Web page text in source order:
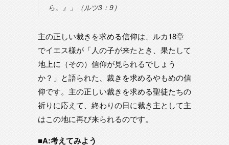
ら。』」（ルツ3：9）
主の正しい裁きを求める信仰は、ルカ18章
でイエス様が「人の子が来たとき、果たして
地上に（その）信仰が見られるでしょう
か？」と語られた、裁きを求めるやもめの信
仰です。主の正しい裁きを求める聖徒たちの
祈りに応えて、終わりの日に裁き主として主
はこの地に再び来られるのです。
■A:考えてみよう